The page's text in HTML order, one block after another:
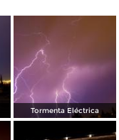
Tormenta Eléctrica